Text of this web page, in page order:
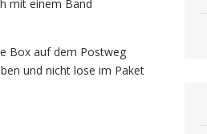
mit einem Band
Box auf dem Postweg
und nicht lose im Paket